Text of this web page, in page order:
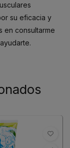
su eficacia y
en consultarme